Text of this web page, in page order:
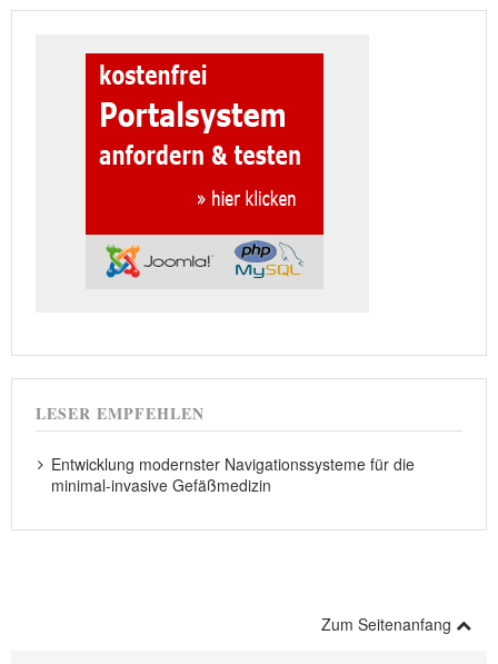
LESER EMPFEHLEN
Entwicklung modernster Navigationssysteme für die
minimal-invasive Gefäßmedizin
Zum Seitenanfang